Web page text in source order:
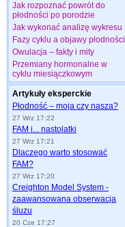
Jak rozpoznać powrót do
płodności po porodzie
Jak wykonać analizę wykresu
Fazy cyklu a objawy płodności
Owulacja – fakty i mity
Przemiany hormonalne w
cyklu miesiączkowym
Artykuły eksperckie
Płodność – moja czy nasza?
27 Wrz 17:22
FAM i... nastolatki
27 Wrz 17:21
Dlaczego warto stosować
FAM?
27 Wrz 17:20
Creighton Model System -
zaawansowana obserwacja
śluzu
20 Cze 17:27